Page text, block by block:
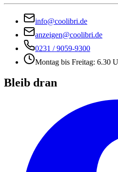
info@coolibri.de
anzeigen@coolibri.de
0231 / 9059-9300
Montag bis Freitag: 6.30
Bleib dran